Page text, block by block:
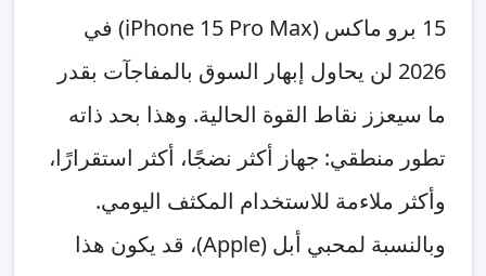
15 برو ماكس (iPhone 15 Pro Max) في
2026 لن يحاول إبهار السوق بالمفاجآت بقدر
ما سيعزز نقاط القوة الحالية. وهذا بحد ذاته
تطور منطقي: جهاز أكثر نضجًا، أكثر استقرارًا،
وأكثر ملاءمة للاستخدام المكثف اليومي.
وبالنسبة لمحبي أبل (Apple)، قد يكون هذا